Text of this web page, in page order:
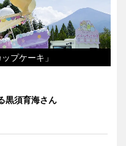
プケーキ」
黒須育海さん